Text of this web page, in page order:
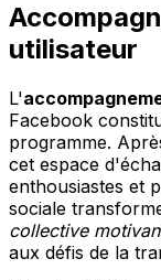
utilisateur
L'
Facebook
programme.
cet espace
enthousiastes et
sociale
collective
aux défis de la